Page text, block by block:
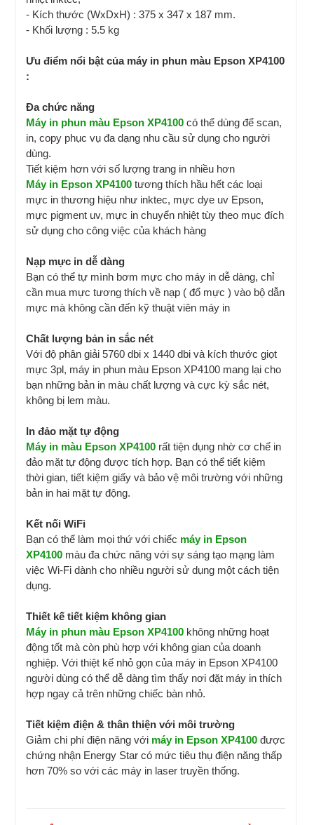
- Kích thước (WxDxH) : 375 x 347 x 187 mm.
- Khối lượng : 5.5 kg
Ưu điểm nổi bật của máy in phun màu Epson XP4100
:
Đa chức năng
Máy in phun màu Epson XP4100 có thể dùng để scan,
in, copy phục vụ đa dạng nhu cầu sử dụng cho người
dùng.
Tiết kiệm hơn với số lượng trang in nhiều hơn
Máy in Epson XP4100 tương thích hầu hết các loại
mực in thương hiệu như inktec, mực dye uv Epson,
mực pigment uv, mực in chuyển nhiệt tùy theo mục đích
sử dụng cho công việc của khách hàng
Nạp mực in dễ dàng
Bạn có thể tự mình bơm mực cho máy in dễ dàng, chỉ
cần mua mực tương thích về nạp ( đổ mực ) vào bộ dẫn
mực mà không cần đến kỹ thuật viên máy in
Chất lượng bản in sắc nét
Với độ phân giải 5760 dbi x 1440 dbi và kích thước giọt
mực 3pl, máy in phun màu Epson XP4100 mang lại cho
bạn những bản in màu chất lượng và cực kỳ sắc nét,
không bị lem màu.
In đảo mặt tự động
Máy in màu Epson XP4100 rất tiện dụng nhờ cơ chế in
đảo mặt tự động được tích hợp. Bạn có thể tiết kiệm
thời gian, tiết kiệm giấy và bảo vệ môi trường với những
bản in hai mặt tự động.
Kết nối WiFi
Bạn có thể làm mọi thứ với chiếc máy in Epson
XP4100 màu đa chức năng với sự sáng tạo mạng làm
việc Wi-Fi dành cho nhiều người sử dụng một cách tiện
dụng.
Thiết kế tiết kiệm không gian
Máy in phun màu Epson XP4100 không những hoạt
động tốt mà còn phù hợp với không gian của doanh
nghiệp. Với thiệt kế nhỏ gọn của máy in Epson XP4100
người dùng có thể dễ dàng tìm thấy nơi đặt máy in thích
hợp ngay cả trên những chiếc bàn nhỏ.
Tiết kiệm điện & thân thiện với môi trường
Giảm chi phí điện năng với máy in Epson XP4100 được
chứng nhận Energy Star có mức tiêu thụ điện năng thấp
hơn 70% so với các máy in laser truyền thống.